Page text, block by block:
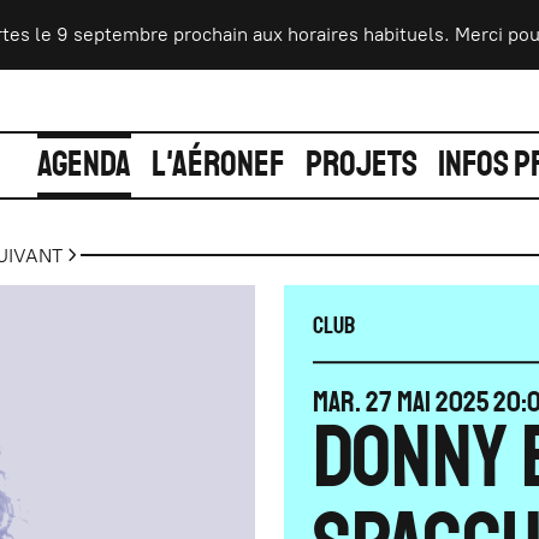
prochain aux horaires habituels. Merci pour
AGENDA L'AÉRONEF PROJETS INFOS
CLUB
MARDI
MAR. 27 MAI
MAI 2025